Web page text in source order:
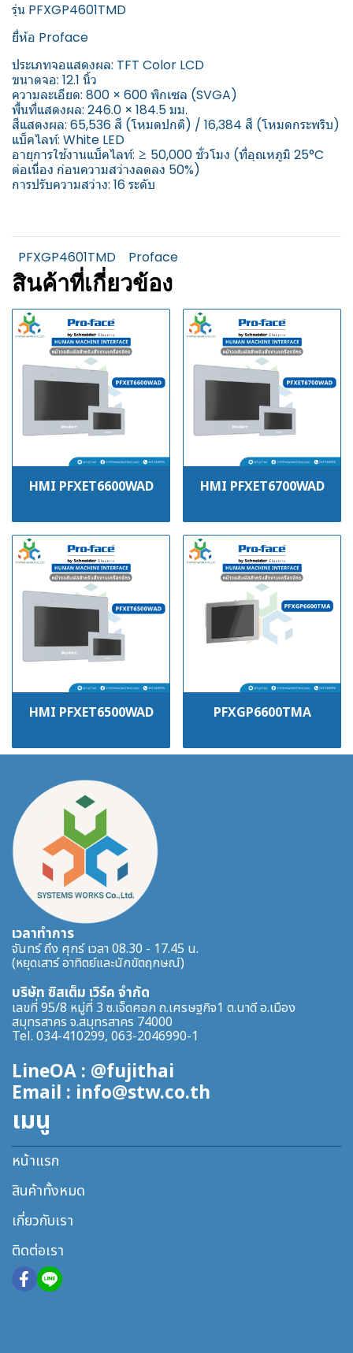
รุ่น PFXGP4601TMD
ยี่ห้อ Proface
ประเภทจอแสดงผล: TFT Color LCD
ขนาดจอ: 12.1 นิ้ว
ความละเอียด: 800 × 600 พิกเซล (SVGA)
พื้นที่แสดงผล: 246.0 × 184.5 มม.
สีแสดงผล: 65,536 สี (โหมดปกติ) / 16,384 สี (โหมดกระพริบ)
แบ็คไลท์: White LED
อายุการใช้งานแบ็คไลท์: ≥ 50,000 ชั่วโมง (ที่อุณหภูมิ 25°C
ต่อเนื่อง ก่อนความสว่างลดลง 50%)
การปรับความสว่าง: 16 ระดับ
PFXGP4601TMD Proface
สินค้าที่เกี่ยวข้อง
HMI PFXET6600WAD HMI PFXET6700WAD
HMI PFXET6500WAD PFXGP6600TMA
เวลาทำการ
จันทร์ ถึง ศุกร์ เวลา 08.30 - 17.45 น.
(หยุดเสาร์ อาทิตย์และนักขัตฤกษณ์)
บริษัท ซิสเต็ม เวิร์ค จำกัด
เลขที่ 95/8 หมู่ที่ 3 ซ.เจ็ดศอก ถ.เศรษฐกิจ1 ต.นาดี อ.เมือง
สมุทรสาคร จ.สมุทรสาคร 74000
Tel. 034-410299, 063-2046990-1
LineOA : @fujithai
Email : info@stw.co.th
เมนู
หน้าแรก
สินค้าทั้งหมด
เกี่ยวกับเรา
ติดต่อเรา